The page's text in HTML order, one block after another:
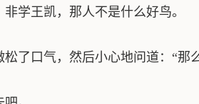
学王凯，那人不是什么好鸟。
了口气，然后小心地问道：“那